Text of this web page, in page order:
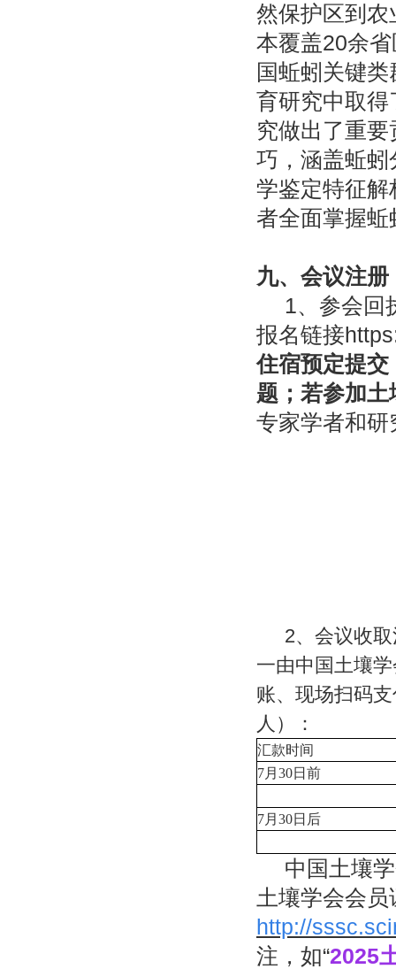
然保护区到
本覆盖20余
国蚯蚓关键类
育研究中取
究做出了重
巧，涵盖蚯
学鉴定特征
者全面掌握
九、会议注册
1、参会回
报名链接
住宿预定提交
题；若参加
专家学者和
2、 会议收
一由中国土壤
账、现场扫码
人）
：
汇款时间
7月 30日前
7月 30日后
中国土壤
土壤学会会
http://
注，如“2025